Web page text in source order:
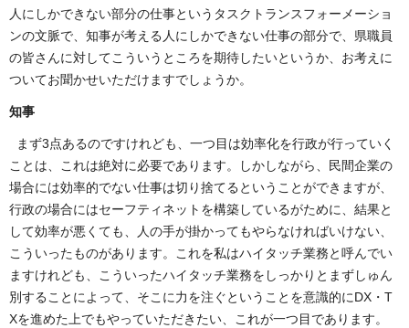
人にしかできない部分の仕事というタスクトランスフォーメーショ
ンの文脈で、知事が考える人にしかできない仕事の部分で、県職員
の皆さんに対してこういうところを期待したいというか、お考えに
ついてお聞かせいただけますでしょうか。
知事
まず3点あるのですけれども、一つ目は効率化を行政が行っていく
ことは、これは絶対に必要であります。しかしながら、民間企業の
場合には効率的でない仕事は切り捨てるということができますが、
行政の場合にはセーフティネットを構築しているがために、結果と
して効率が悪くても、人の手が掛かってもやらなければいけない、
こういったものがあります。これを私はハイタッチ業務と呼んでい
ますけれども、こういったハイタッチ業務をしっかりとまずしゅん
別することによって、そこに力を注ぐということを意識的にDX・T
Xを進めた上でもやっていただきたい、これが一つ目であります。